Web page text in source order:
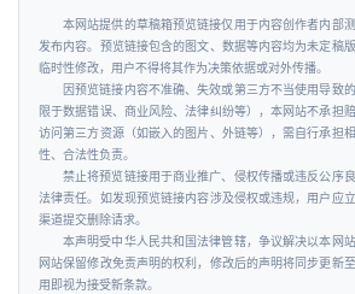
本网站提供的草稿箱预览链接仅用于内容创作者内部
发布内容。预览链接包含的图文、数据等内容均为未定稿
临时性修改，用户不得将其作为决策依据或对外传播。
因预览链接内容不准确、失效或第三方不当使用导致
限于数据错误、商业风险、法律纠纷等），本网站不承担
访问第三方资源（如嵌入的图片、外链等），需自行承担
性、合法性负责。
禁止将预览链接用于商业推广、侵权传播或违反公序
法律责任。如发现预览链接内容涉及侵权或违规，用户应
渠道提交删除请求。
本声明受中华人民共和国法律管辖，争议解决以本网
网站保留修改免责声明的权利，修改后的声明将同步更新
用即视为接受新条款。